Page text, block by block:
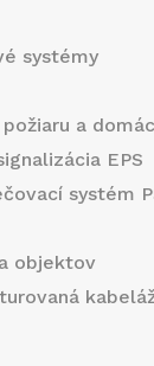
systémy
a
EPS
systém
objektov